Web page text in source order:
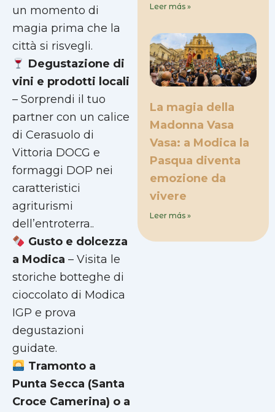
un momento di
magia prima che la
città si risvegli.
Degustazione di
vini e prodotti locali
– Sorprendi il tuo
partner con un calice
di Cerasuolo di
Vittoria DOCG e
formaggi DOP nei
caratteristici
agriturismi
dell’entroterra..
Gusto e dolcezza
a Modica – Visita le
storiche botteghe di
cioccolato di Modica
IGP e prova
degustazioni
guidate.
Tramonto a
Punta Secca (Santa
Croce Camerina) o a
Leer más »
La magia della
Madonna Vasa
Vasa: a Modica la
Pasqua diventa
emozione da
vivere
Leer más »